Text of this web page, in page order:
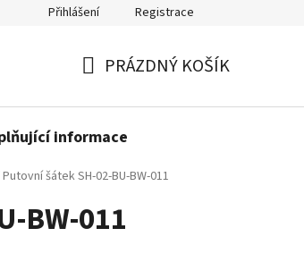
Přihlášení Registrace
KOŠÍK
PRÁZDNÝ KOŠÍK
informace
Putovní šátek SH-02-BU-BW-011
BW-011